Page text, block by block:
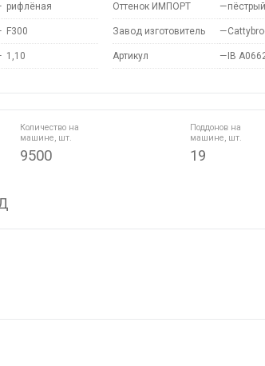
рифлёная
F300
1,10
Оттенок ИМПОРТ —пёстрый
Завод изготовитель —
Артикул — IB
Количество на
машине, шт.
9500
Поддонов на
машине, шт.
19